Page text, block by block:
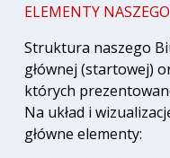
ELEMENTY
Struktura naszego
głównej (startowej)
których
Na układ i
główne elementy: